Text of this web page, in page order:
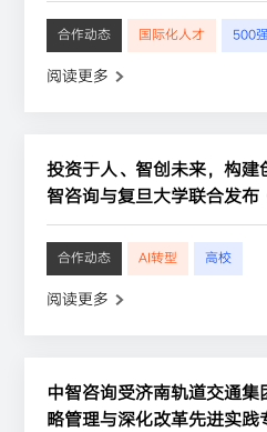
合作动态 国际化人才 500
阅读更多
投资于人、智创未来，构建
智咨询与复旦大学联合发布
数研究报告》
合作动态 AI转型 高校
阅读更多
中智咨询受济南轨道交通
略管理与深化改革先进实践